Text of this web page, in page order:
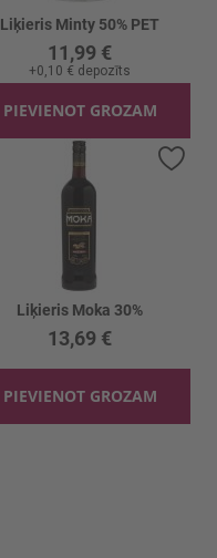
Liķieris Minty 50% PET
11,99 €
+0,10 € depozīts
PIEVIENOT GROZAM
Liķieris Moka 30%
13,69 €
PIEVIENOT GROZAM